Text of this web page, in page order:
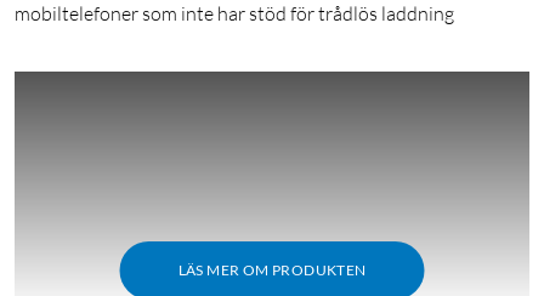
mobiltelefoner som inte har stöd för trådlös laddning
LÄS MER OM PRODUKTEN